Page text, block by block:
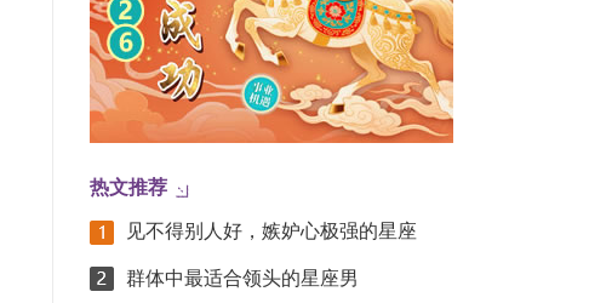
热文推荐
见不得别人好，嫉妒心极强的星座
群体中最适合领头的星座男